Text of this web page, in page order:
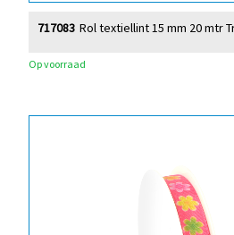
Rol textiellint 15 mm 20 mtr
717083
Op voorraad